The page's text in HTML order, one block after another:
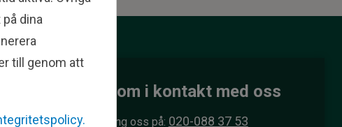
oss
Kom i kontakt med oss
Ring oss på: 020-088 37 53
dina
till genom att